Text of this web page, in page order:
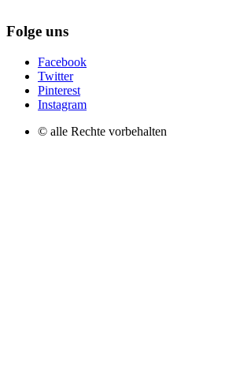
Folge uns
Facebook
Twitter
Pinterest
Instagram
© alle Rechte vorbehalten